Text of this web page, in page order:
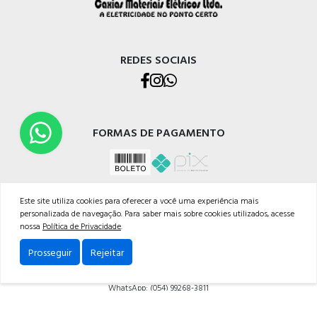
REDES SOCIAIS
FORMAS DE PAGAMENTO
CELETRO CAXIAS MATERIAIS ELÉTRICOS LTDA
Rua Os Dezoito do Forte, 529 - Nossa Sra. de Lourdes, Caxias do Sul - RS, 95020-472
WhatsApp: (054) 99268-3811
Este site utiliza cookies para oferecer a você uma experiência mais
personalizada de navegação. Para saber mais sobre cookies utilizados, acesse
nossa Política de Privacidade.
Prosseguir Rejeitar